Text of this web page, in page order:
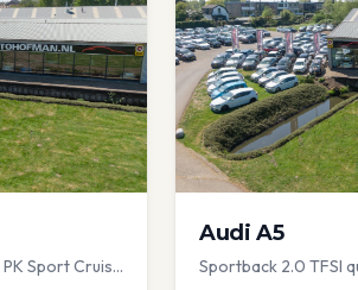
Sport Cruise
Audi A5
Sportback 2.0 TFSI